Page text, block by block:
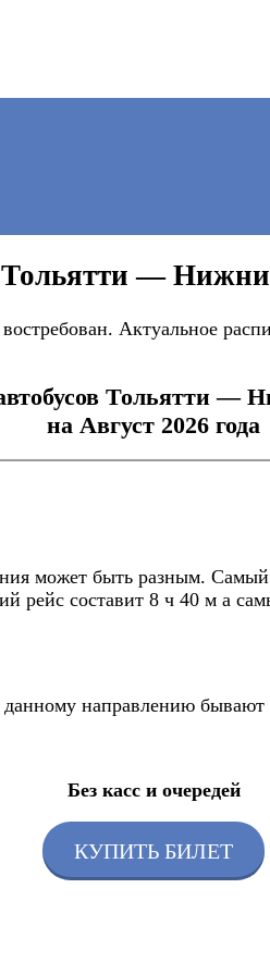
Тольятти —
Актуальное
Тольятти —
на Август 2026 года
может быть разным.
рейс составит 8 ч 40 м а
данному направлению
Без касс и очередей
КУПИТЬ БИЛЕТ